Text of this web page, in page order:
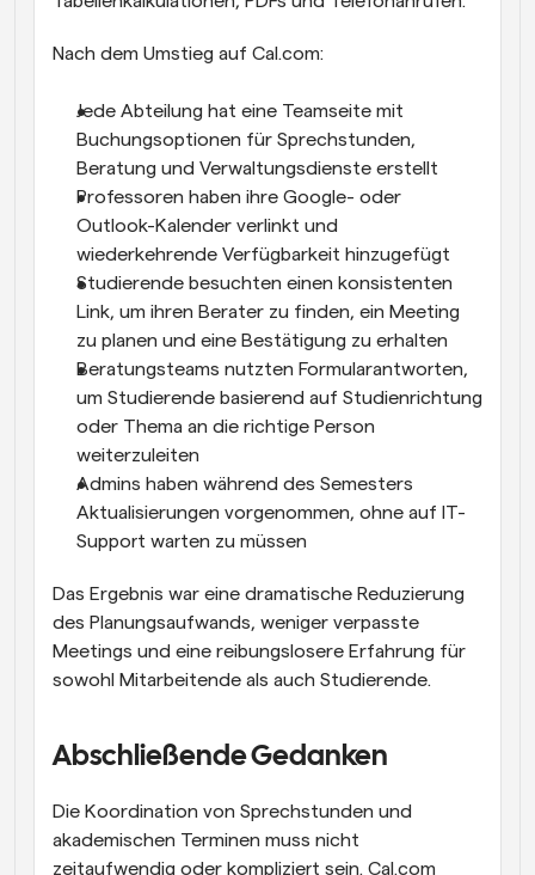
Nach dem Umstieg auf Cal.com:
Jede Abteilung hat eine Teamseite mit
Buchungsoptionen für Sprechstunden,
Beratung und Verwaltungsdienste erstellt
Professoren haben ihre Google- oder
Outlook-Kalender verlinkt und
wiederkehrende Verfügbarkeit hinzugefügt
Studierende besuchten einen konsistenten
Link, um ihren Berater zu finden, ein Meeting
zu planen und eine Bestätigung zu erhalten
Beratungsteams nutzten Formularantworten,
um Studierende basierend auf Studienrichtung
oder Thema an die richtige Person
weiterzuleiten
Admins haben während des Semesters
Aktualisierungen vorgenommen, ohne auf IT-
Support warten zu müssen
Das Ergebnis war eine dramatische Reduzierung
des Planungsaufwands, weniger verpasste
Meetings und eine reibungslosere Erfahrung für
sowohl Mitarbeitende als auch Studierende.
Abschließende Gedanken
Die Koordination von Sprechstunden und
akademischen Terminen muss nicht
zeitaufwendig oder kompliziert sein. Cal.com